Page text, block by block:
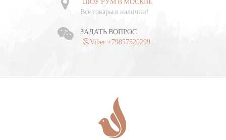
ШОУ РУМ В МОСКВЕ
Все товары в наличии!
ЗАДАТЬ ВОПРОС
Viber +79857520299